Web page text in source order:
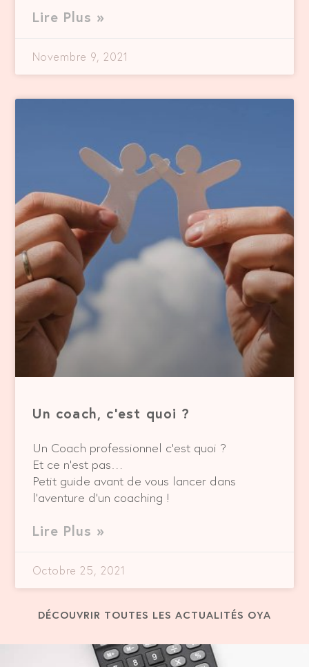
Lire Plus »
Novembre 9, 2021
Un coach, c’est quoi ?
Un Coach professionnel c’est quoi ?
Et ce n’est pas…
Petit guide avant de vous lancer dans
l’aventure d’un coaching !
Lire Plus »
Octobre 25, 2021
DÉCOUVRIR TOUTES LES ACTUALITÉS OYA